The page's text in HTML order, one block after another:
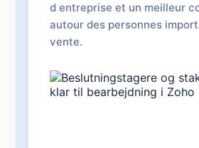
d entreprise et un meilleur
autour des personnes
vente.